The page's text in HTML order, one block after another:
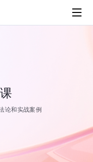
论和实战案例